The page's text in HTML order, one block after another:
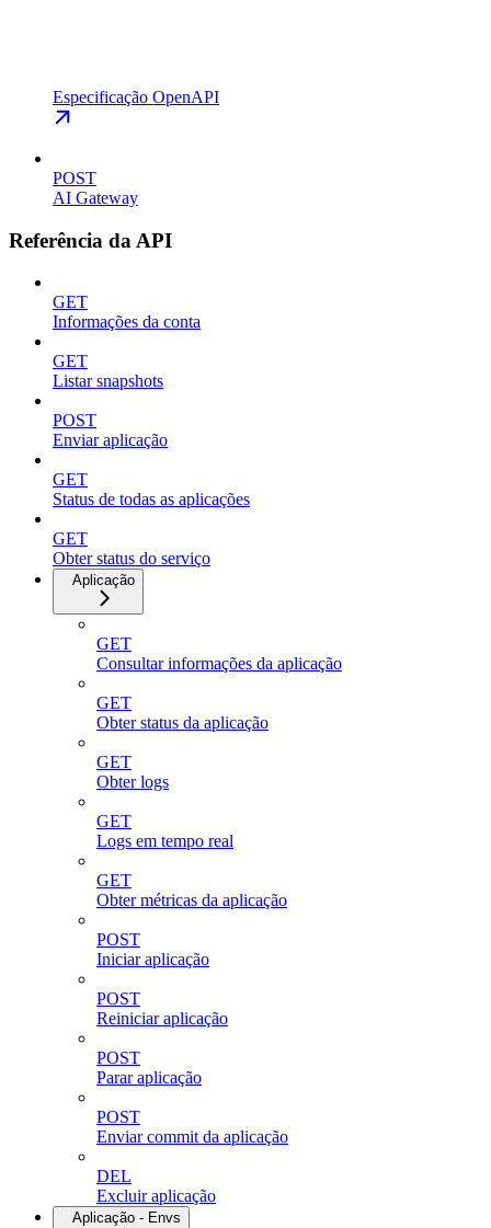
Especificação OpenAPI
POST
AI Gateway
Referência da API
GET
Informações da conta
GET
Listar snapshots
POST
Enviar aplicação
GET
Status de todas as aplicações
GET
Obter status do serviço
Aplicação
GET
Consultar informações da aplicação
GET
Obter status da aplicação
GET
Obter logs
GET
Logs em tempo real
GET
Obter métricas da aplicação
POST
Iniciar aplicação
POST
Reiniciar aplicação
POST
Parar aplicação
POST
Enviar commit da aplicação
DEL
Excluir aplicação
Aplicação - Envs